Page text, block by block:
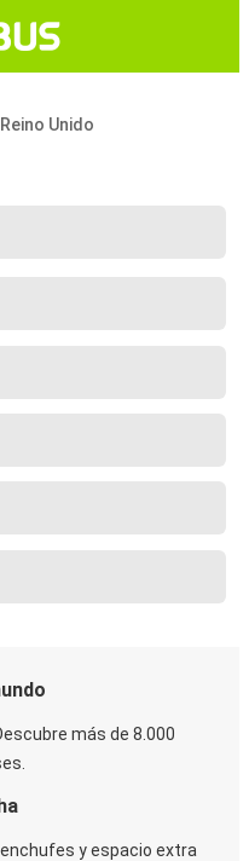
Reino Unido
más de 8.000
y espacio extra